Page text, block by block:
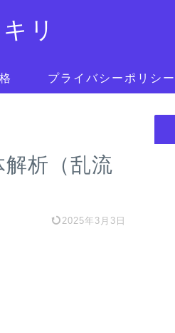
リ
プライバシーポリシー
解析（乱流
2025年3月3日